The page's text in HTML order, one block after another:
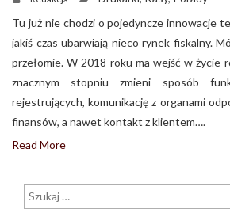
Tu już nie chodzi o pojedyncze innowacje
jakiś czas ubarwiają nieco rynek fiskalny.
przełomie. W 2018 roku ma wejść w życie
znacznym stopniu zmieni sposób
rejestrujących, komunikację z organami
finansów, a nawet kontakt z klientem….
Read More